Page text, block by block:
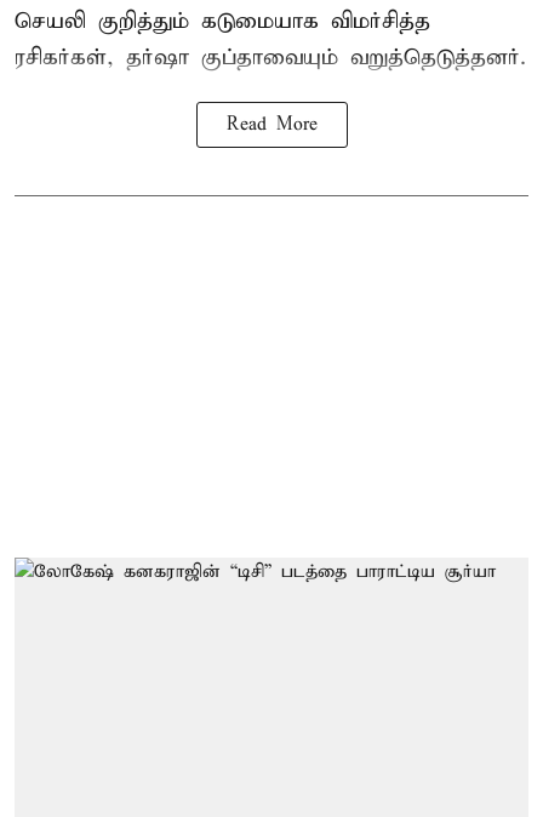
செயலி குறித்தும் கடுமையாக விமர்சித்த
ரசிகர்கள், தர்ஷா குப்தாவையும் வறுத்தெடுத்தனர்.
Read More